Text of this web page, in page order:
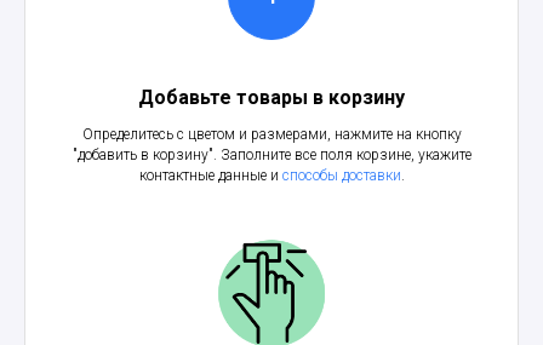
Добавьте товары в корзину
Определитесь с цветом и размерами, нажмите на кнопку
"добавить в корзину". Заполните все поля корзине, укажите
контактные данные и способы доставки.